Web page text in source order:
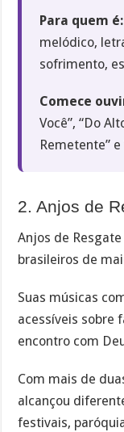
Para quem é:
melódico,
sofrimento,
Comece
Você”, “Do
Remetente” e
2. Anjos de
Anjos de
brasileiros de
Suas músicas
acessíveis sobre
encontro com
Com mais de
alcançou
festivais,